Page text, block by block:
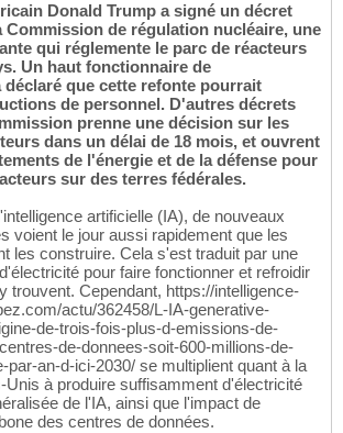
Donald Trump a signé un décret
Commission de régulation nucléaire, une
qui réglemente le parc de réacteurs
Un haut fonctionnaire de
que cette refonte pourrait
de personnel. D'autres décrets
prenne une décision sur les
dans un délai de 18 mois, et ouvrent
de l'énergie et de la défense pour
sur des terres fédérales.
artificielle (IA), de nouveaux
voient le jour aussi rapidement que les
les construire. Cela s'est traduit par une
pour faire fonctionner et refroidir
trouvent. Cependant, https://intelligence-
actu/362458/L-IA-generative-
de-trois-fois-plus-d-emissions-de-
de-donnees-soit-600-millions-de-
par-an-d-ici-2030/ se multiplient quant à la
Unis à produire suffisamment d'électricité
de l'IA, ainsi que l'impact de
des centres de données.